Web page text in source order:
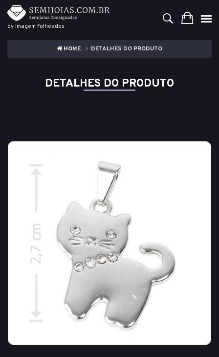
by Imagem Folheados
HOME DETALHES DO PRODUTO
DETALHES DO PRODUTO